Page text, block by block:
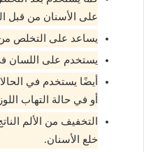
على الأسنان من قبل
يساعد على التخلص من
يستخدم على اللسان
أيضًا يستخدم في
أو في حالة التهاب
التخفيف من الألم
خلع الأسنان.